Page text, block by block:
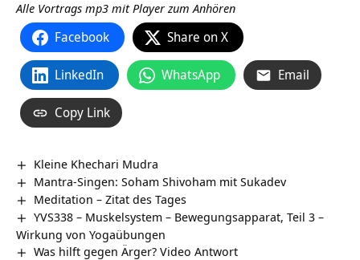
Alle Vortrags mp3 mit Player zum Anhören
Facebook Share on X
LinkedIn WhatsApp Email
Copy Link
Kleine Khechari Mudra
Mantra-Singen: Soham Shivoham mit Sukadev
Meditation – Zitat des Tages
YVS338 – Muskelsystem – Bewegungsapparat, Teil 3 –
Wirkung von Yogaübungen
Was hilft gegen Ärger? Video Antwort